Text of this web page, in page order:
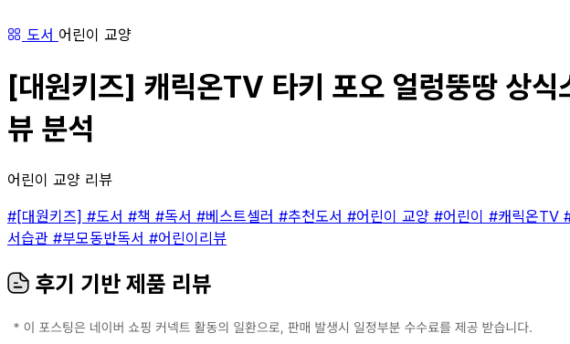
도서 어린이 교양
[대원키즈] 캐릭온TV 타키 포오 얼렁뚱땅 상
뷰 분석
어린이 교양 리뷰
#[대원키즈] #도서 #책 #독서 #베스트셀러 #추천도서 #어린이 교양 #어린이 #캐릭온TV
서습관 #부모동반독서 #어린이리뷰
후기 기반 제품 리뷰